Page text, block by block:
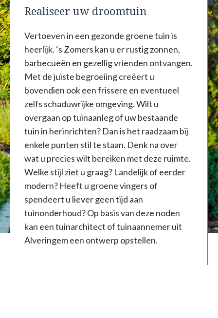
Realiseer uw droomtuin
Vertoeven in een gezonde groene tuin is
heerlijk. ‘s Zomers kan u er rustig zonnen,
barbecueën en gezellig vrienden ontvangen.
Met de juiste begroeiing creëert u
bovendien ook een frissere en eventueel
zelfs schaduwrijke omgeving. Wilt u
overgaan op tuinaanleg of uw bestaande
tuin in herinrichten? Dan is het raadzaam bij
enkele punten stil te staan. Denk na over
wat u precies wilt bereiken met deze ruimte.
Welke stijl ziet u graag? Landelijk of eerder
modern? Heeft u groene vingers of
spendeert u liever geen tijd aan
tuinonderhoud? Op basis van deze noden
kan een tuinarchitect of tuinaannemer uit
Alveringem een ontwerp opstellen.